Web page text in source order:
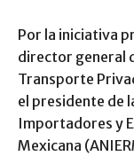
Por la iniciativa
director general
Transporte
el presidente de
Importadores y
Mexicana